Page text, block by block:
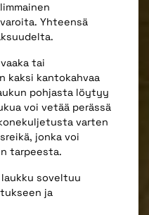
Yhteensä
tai
kaksi kantokahvaa
pohjasta löytyy
voi vetää perässä
varten
jonka voi
tarpeesta.
soveltuu
ja